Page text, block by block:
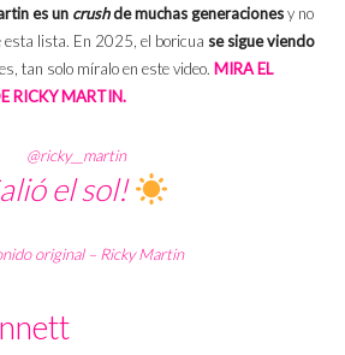
es un crushde muchas generacionesy no
esta lista. En 2025, el boricua se sigue viendo
tan solo míralo en este video. MIRA EL
RICKY MARTIN.
@ricky__martin
el sol!
original – Ricky Martin